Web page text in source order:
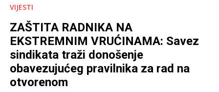
VIJESTI
ZAŠTITA RADNIKA NA
EKSTREMNIM VRUĆINAMA: Savez
sindikata traži donošenje
obavezujućeg pravilnika za rad na
otvorenom